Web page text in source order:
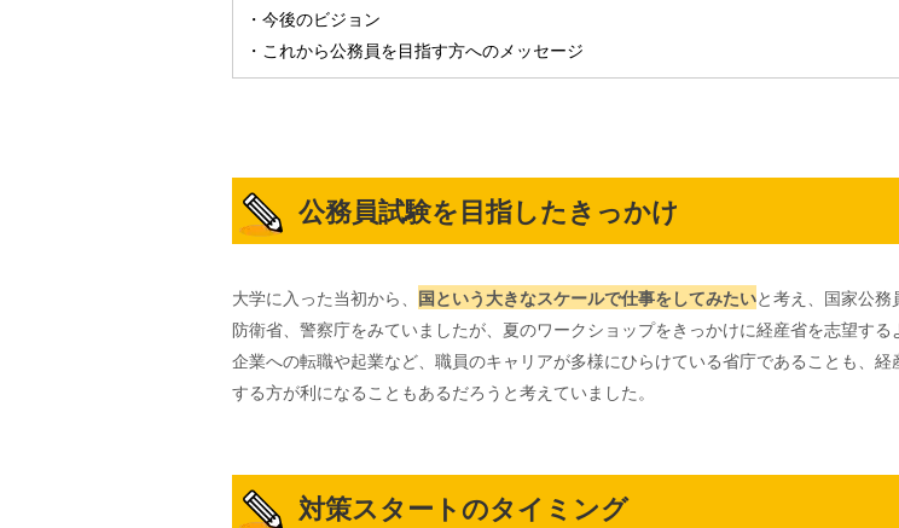
・今後のビジョン
・これから公務員を目指す方へのメッセージ
公務員試験を目指したきっかけ
大学に入った当初から、 国という大きなスケールで仕事をしてみたいと考え、国家公
防衛省、警察庁をみていましたが、夏のワークショップをきっかけに経産省を志望す
企業への転職や起業など、職員のキャリアが多様にひらけている省庁であることも、
する方が利になることもあるだろうと考えていました。
対策スタートのタイミング